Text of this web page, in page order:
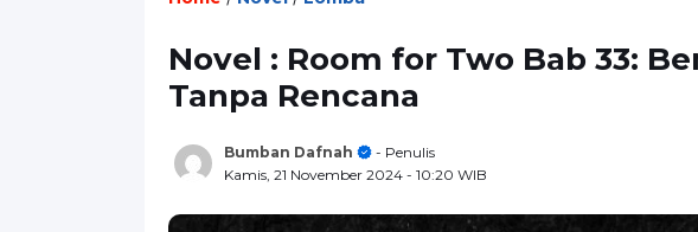
Novel : Room for Two Bab 33:
Tanpa Rencana
Bumban Dafnah
- Penulis
Kamis, 21 November 2024 - 10:20 WIB